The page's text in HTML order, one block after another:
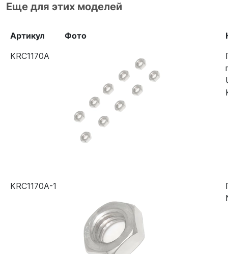
Еще для этих моделей
Артикул Фото
KRC1170A
KRC1170A-1